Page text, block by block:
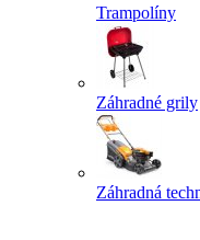
Trampolíny
Záhradné grily
Záhradná